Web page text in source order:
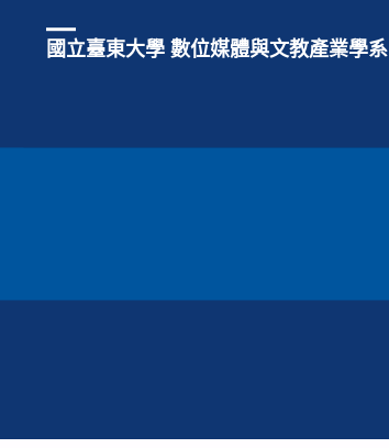
國立臺東大學 數位媒體與文教產業學系